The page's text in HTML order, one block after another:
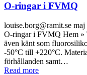
O-ringar i FVMQ
louise.borg@ramit.se maj
O-ringar i FVMQ Hem »
även känt som
-50°C till +220°C.
förhållanden samt…
Read more